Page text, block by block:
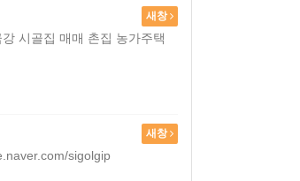
새창
시골집 매매 촌집 농가주택
새창
sigolgip